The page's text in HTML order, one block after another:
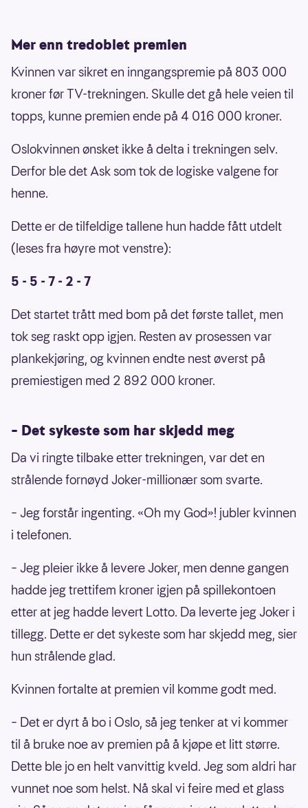
Mer enn tredoblet premien
Kvinnen var sikret en inngangspremie på 803 000
kroner før TV-trekningen. Skulle det gå hele veien til
topps, kunne premien ende på 4 016 000 kroner.
Oslokvinnen ønsket ikke å delta i trekningen selv.
Derfor ble det Ask som tok de logiske valgene for
henne.
Dette er de tilfeldige tallene hun hadde fått utdelt
(leses fra høyre mot venstre):
5 - 5 - 7 - 2 - 7
Det startet trått med bom på det første tallet, men
tok seg raskt opp igjen. Resten av prosessen var
plankekjøring, og kvinnen endte nest øverst på
premiestigen med 2 892 000 kroner.
– Det sykeste som har skjedd meg
Da vi ringte tilbake etter trekningen, var det en
strålende fornøyd Joker-millionær som svarte.
– Jeg forstår ingenting. «Oh my God»! jubler kvinnen
i telefonen.
– Jeg pleier ikke å levere Joker, men denne gangen
hadde jeg trettifem kroner igjen på spillekontoen
etter at jeg hadde levert Lotto. Da leverte jeg Joker i
tillegg. Dette er det sykeste som har skjedd meg, sier
hun strålende glad.
Kvinnen fortalte at premien vil komme godt med.
– Det er dyrt å bo i Oslo, så jeg tenker at vi kommer
til å bruke noe av premien på å kjøpe et litt større.
Dette ble jo en helt vanvittig kveld. Jeg som aldri har
vunnet noe som helst. Nå skal vi feire med et glass